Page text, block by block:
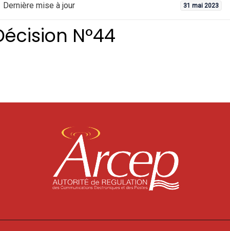
Dernière mise à jour 31 mai 2023
N°44